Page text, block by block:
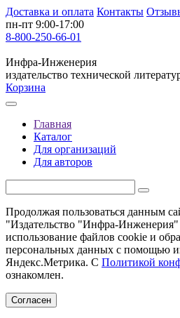
Доставка и оплата Контакты
пн-пт 9:00-17:00
8-800-250-66-01
Инфра-Инженерия
издательство технической
Корзина
Главная
Каталог
Для организаций
Для авторов
Продолжая пользоваться данным
"Издательство "Инфра-Инженерия"
использование файлов cookie и
персональных данных с помощью
Яндекс.Метрика. С Политикой
ознакомлен.
Согласен